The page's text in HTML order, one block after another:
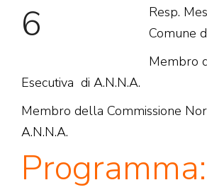
Resp.
Comune
Membro
Esecutiva di A.N.N.A.
Membro della Commissione
A.N.N.A.
Programma: